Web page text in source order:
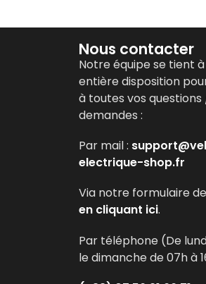
Nous contacter
Notre équipe se tient
entière disposition
à toutes vos questions
demandes :
Par mail :
electrique-shop.fr
Via notre formulaire
en cliquant ici.
Par téléphone (De
le dimanche de 07h à